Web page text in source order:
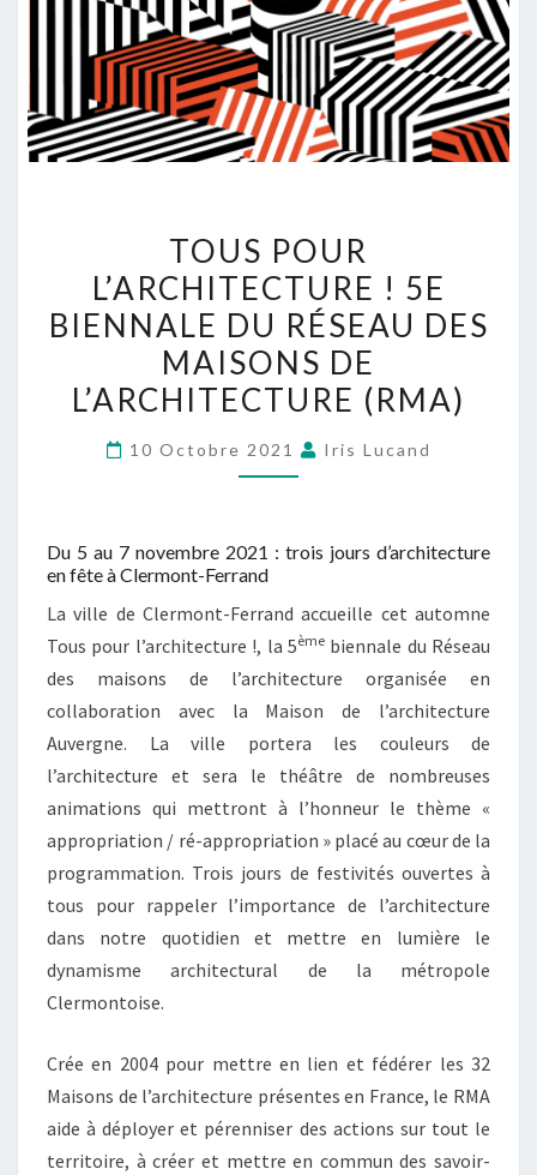
TOUS POUR
L’ARCHITECTURE ! 5E
BIENNALE DU RÉSEAU DES
MAISONS DE
L’ARCHITECTURE (RMA)
10 Octobre 2021 Iris Lucand
Du 5 au 7 novembre 2021 : trois jours d’architecture
en fête à Clermont-Ferrand
La ville de Clermont-Ferrand accueille cet automne
Tous pour l’architecture !, la 5èmebiennale du Réseau
des maisons de l’architecture organisée en
collaboration avec la Maison de l’architecture
Auvergne. La ville portera les couleurs de
l’architecture et sera le théâtre de nombreuses
animations qui mettront à l’honneur le thème «
appropriation / ré-appropriation » placé au cœur de la
programmation. Trois jours de festivités ouvertes à
tous pour rappeler l’importance de l’architecture
dans notre quotidien et mettre en lumière le
dynamisme architectural de la métropole
Clermontoise.
Crée en 2004 pour mettre en lien et fédérer les 32
Maisons de l’architecture présentes en France, le RMA
aide à déployer et pérenniser des actions sur tout le
territoire, à créer et mettre en commun des savoir-